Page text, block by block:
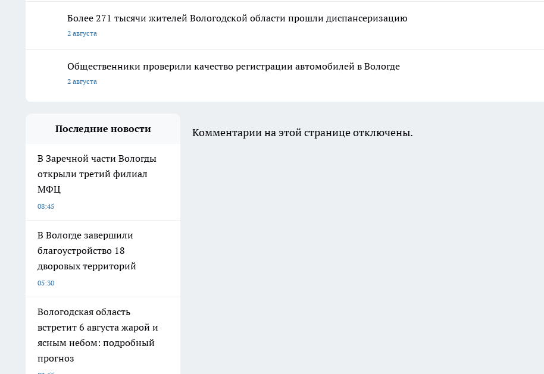
Более 271 тысячи жителей Вологодской области прошли диспансеризацию
2 августа
Общественники проверили качество регистрации автомобилей в Вологде
2 августа
Последние новости
В Заречной части Вологды
открыли третий филиал
МФЦ
08:45
В Вологде завершили
благоустройство 18
дворовых территорий
05:30
Вологодская область
встретит 6 августа жарой и
ясным небом: подробный
прогноз
Комментарии на этой странице отключены.